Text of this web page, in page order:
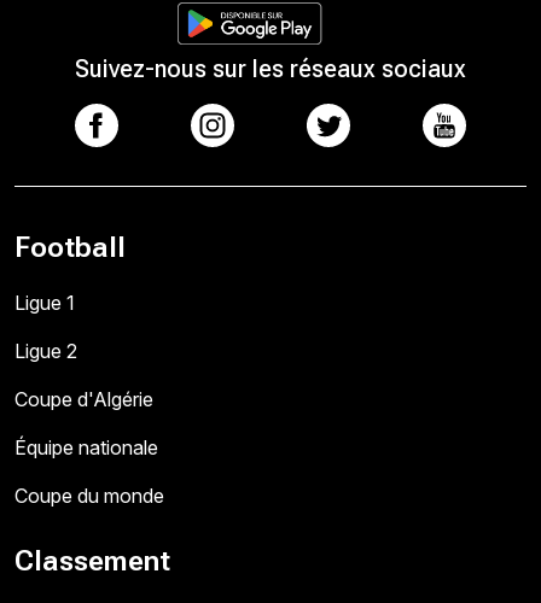
Suivez-nous sur les réseaux sociaux
Football
Ligue 1
Ligue 2
Coupe d'Algérie
Équipe nationale
Coupe du monde
Classement